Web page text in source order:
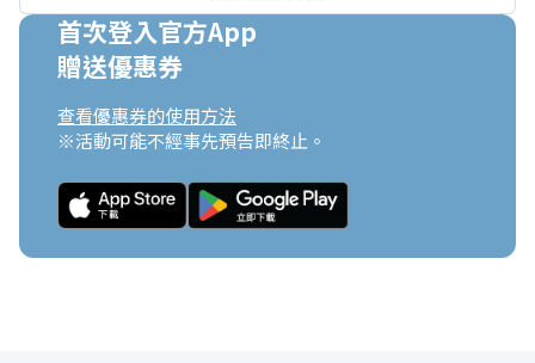
首次登入官方App
贈送優惠券
查看優惠券的使用方法
※活動可能不經事先預告即終止。